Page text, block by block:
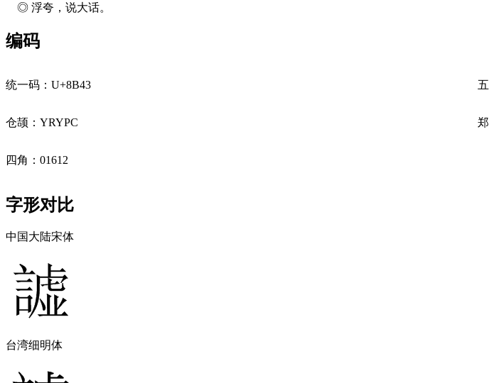
◎ 浮夸，说大话。
编码
统一码：U+8B43
仓颉：YRYPC
四角：01612
字形对比
中国大陆宋体
台湾细明体